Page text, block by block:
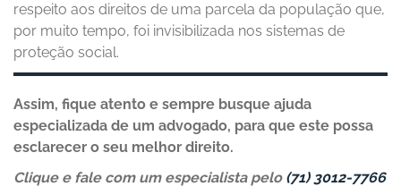
respeito aos direitos de uma parcela da população que,
por muito tempo, foi invisibilizada nos sistemas de
proteção social.
Assim, fique atento e sempre busque ajuda
especializada de um advogado, para que este possa
esclarecer o seu melhor direito.
Clique e fale com um especialista pelo (71) 3012-7766